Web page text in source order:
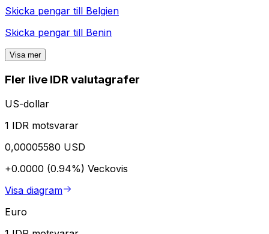
Skicka pengar till Belgien
Skicka pengar till Benin
Visa mer
Fler live IDR valutagrafer
US-dollar
1 IDR motsvarar
0,00005580 USD
+0.0000 (0.94%) Veckovis
Visa diagram
Euro